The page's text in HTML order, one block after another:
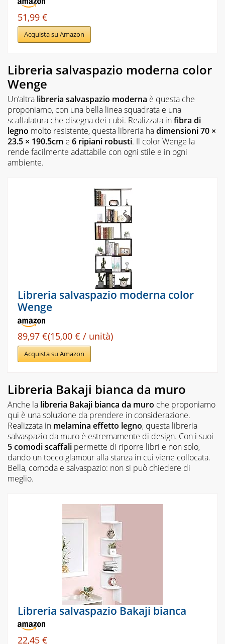
51,99 €
Acquista su Amazon
Libreria salvaspazio moderna color
Wenge
Un’altra libreria salvaspazio moderna è questa che
proponiamo, con una bella linea squadrata e una
scaffalatura che disegna dei cubi. Realizzata infibra di
legno molto resistente, questa libreria hadimensioni70 ×
23.5 × 190.5cm e 6 ripiani robusti. Il color Wenge la
rende facilmente adattabile con ogni stile e in ogni
ambiente.
Libreria salvaspazio moderna color
Wenge
89,97 €(15,00 € / unità)
Acquista su Amazon
Libreria Bakaji bianca da muro
Anche la libreria Bakaji bianca da muro che proponiamo
qui è una soluzione da prendere in considerazione.
Realizzata in melamina effetto legno, questa libreria
salvaspazio da muro è estremamente di design. Con i suoi
5 comodi scaffali permette di riporre libri e non solo,
dando un tocco glamour alla stanza in cui viene collocata.
Bella, comoda e salvaspazio: non si può chiedere di
meglio.
Libreria salvaspazio Bakaji bianca
22,45 €